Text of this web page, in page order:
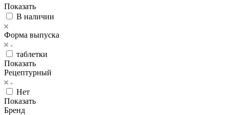
Показать
В наличии
Форма выпуска
таблетки
Показать
Рецептурный
Нет
Показать
Бренд